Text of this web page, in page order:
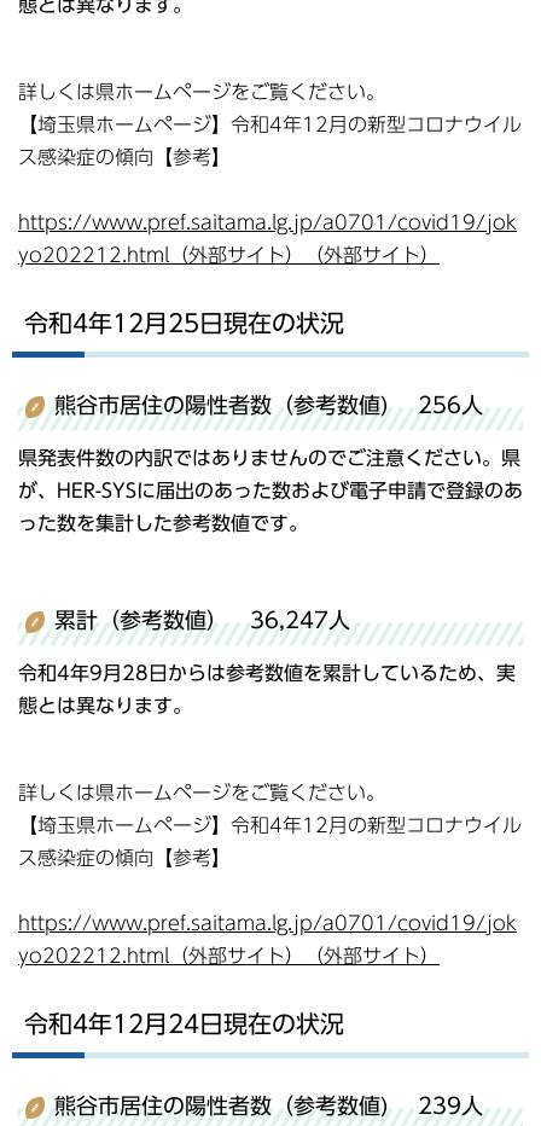
態とは異なります。
詳しくは県ホームページをご覧ください。
【埼玉県ホームページ】令和4年12月の新型コロナウイル
ス感染症の傾向【参考】
https://www.pref.saitama.lg.jp/a0701/covid19/jok
yo202212.html（外部サイト）（外部サイト）
令和4年12月25日現在の状況
熊谷市居住の陽性者数（参考数値) 256人
県発表件数の内訳ではありませんのでご注意ください。県
が、HER-SYSに届出のあった数および電子申請で登録のあ
った数を集計した参考数値です。
累計（参考数値） 36,247人
令和4年9月28日からは参考数値を累計しているため、実
態とは異なります。
詳しくは県ホームページをご覧ください。
【埼玉県ホームページ】令和4年12月の新型コロナウイル
ス感染症の傾向【参考】
https://www.pref.saitama.lg.jp/a0701/covid19/jok
yo202212.html（外部サイト）（外部サイト）
令和4年12月24日現在の状況
熊谷市居住の陽性者数（参考数値) 239人